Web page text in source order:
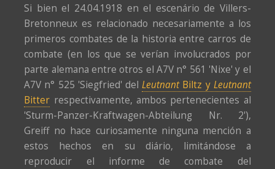
Si bien el 24.04.1918 en el escenário de Villers-
Bretonneux es relacionado necesariamente a los
primeros combates de la historia entre carros de
combate (en los que se verían involucrados por
parte alemana entre otros el A7V n° 561 'Nixe' y el
A7V n° 525 'Siegfried' delLeutnantBiltz y Leutnant
Bitter respectivamente, ambos pertenecientes al
'Sturm-Panzer-Kraftwagen-Abteilung Nr. 2'),
Greiff no hace curiosamente ninguna mención a
estos hechos en su diário, limitándose a
reproducir el informe de combate del